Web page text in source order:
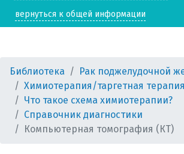
вернуться к общей информации
Библиотека
Рак поджелудочной
Химиотерапия/таргетная терапия
Что такое схема химиотерапии?
Справочник диагностики
Компьютерная томография (КТ)